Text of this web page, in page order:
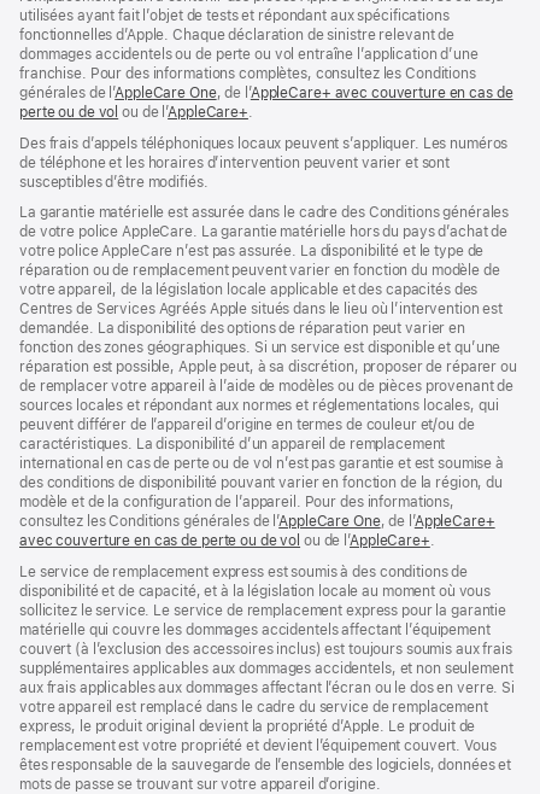
utilisées ayant fait l’objet de tests et répondant aux spécifications
fonctionnelles d’Apple. Chaque déclaration de sinistre relevant de
dommages accidentels ou de perte ou vol entraîne l’application d’une
franchise. Pour des informations complètes, consultez les Conditions
générales de l’AppleCare One(s’ouvre
dans
nouvelle
fenêtre)
, de l’AppleCare+ avec couverture en cas de
perte ou de vol (s’ouvre
une
nouvelle
fenêtre)
ou de l’AppleCare+(s’ouvre
une
nouvelle
.
Des frais d’appels téléphoniques locaux peuvent s’appliquer. Les numéros
de téléphone et les horaires d’intervention peuvent varier et sont
susceptibles d’être modifiés.
La garantie matérielle est assurée dans le cadre des Conditions générales
de votre police AppleCare. La garantie matérielle hors du pays d’achat de
votre police AppleCare n’est pas assurée. La disponibilité et le type de
réparation ou de remplacement peuvent varier en fonction du modèle de
votre appareil, de la législation locale applicable et des capacités des
Centres de Services Agréés Apple situés dans le lieu où l’intervention est
demandée. La disponibilité des options de réparation peut varier en
fonction des zones géographiques. Si un service est disponible et qu’une
réparation est possible, Apple peut, à sa discrétion, proposer de réparer ou
de remplacer votre appareil à l’aide de modèles ou de pièces provenant de
sources locales et répondant aux normes et réglementations locales, qui
peuvent différer de l’appareil d’origine en termes de couleur et/ou de
caractéristiques. La disponibilité d’un appareil de remplacement
international en cas de perte ou de vol n’est pas garantie et est soumise à
des conditions de disponibilité pouvant varier en fonction de la région, du
modèle et de la configuration de l’appareil. Pour des informations,
consultez les Conditions générales de l’AppleCare One(s’ouvre
dans
nouvelle
fenêtre)
, de l’AppleCare+
avec couverture en cas de perte ou de vol (s’ouvre
une
nouvelle
fenêtre)
ou de l’AppleCare+(s’ouvre
une
nouvelle
fenêtre)
.
Le service de remplacement express est soumis à des conditions de
disponibilité et de capacité, et à la législation locale au moment où vous
sollicitez le service. Le service de remplacement express pour la garantie
matérielle qui couvre les dommages accidentels affectant l’équipement
couvert (à l’exclusion des accessoires inclus) est toujours soumis aux frais
supplémentaires applicables aux dommages accidentels, et non seulement
aux frais applicables aux dommages affectant l’écran ou le dos en verre. Si
votre appareil est remplacé dans le cadre du service de remplacement
express, le produit original devient la propriété d’Apple. Le produit de
remplacement est votre propriété et devient l’équipement couvert. Vous
êtes responsable de la sauvegarde de l’ensemble des logiciels, données et
mots de passe se trouvant sur votre appareil d’origine.